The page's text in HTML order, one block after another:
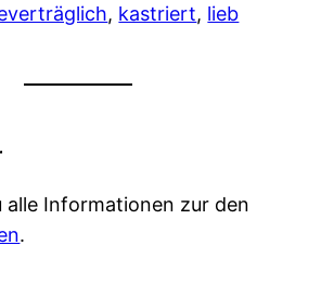
, kastriert, lieb
alle Informationen zur den
.